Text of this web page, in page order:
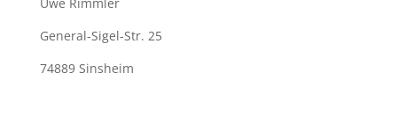
General-Sigel-Str. 25
74889 Sinsheim